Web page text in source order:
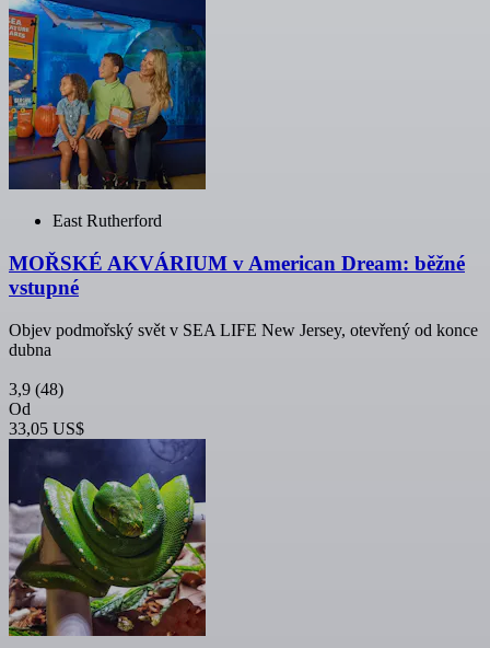
East Rutherford
MOŘSKÉ AKVÁRIUM v American Dream: běžné
vstupné
Objev podmořský svět v SEA LIFE New Jersey, otevřený od konce
dubna
3,9 (48)
Od
33,05 US$